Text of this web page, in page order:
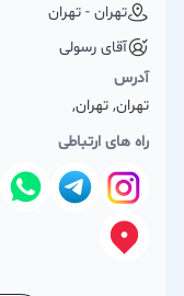
تهران - تهران
آقای رسولی
آدرس
تهران, تهران,
راه های ارتباطی